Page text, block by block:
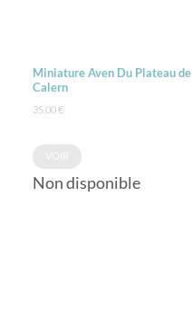
Miniature Aven Du Plateau de
Calern
35,00€
Non disponible